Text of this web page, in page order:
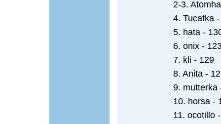
2-3.
4. Tucatka
5. hata -
6. onix -
7. kli - 129
8. Anita -
9. mutterka
10. horsa -
11. ocotillo